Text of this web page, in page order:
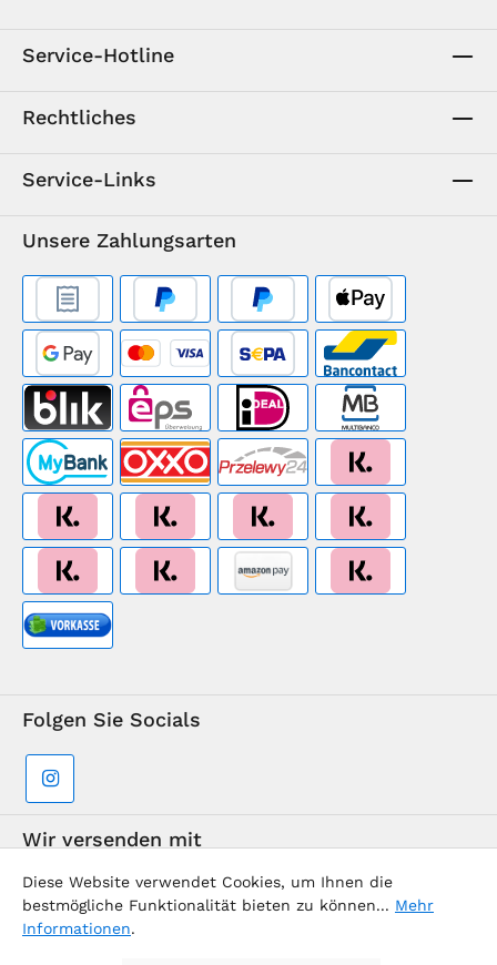
Service-Hotline
Rechtliches
Service-Links
Unsere Zahlungsarten
Folgen Sie Socials
Wir versenden mit
Diese Website verwendet Cookies, um Ihnen die
bestmögliche Funktionalität bieten zu können... Mehr
Informationen.